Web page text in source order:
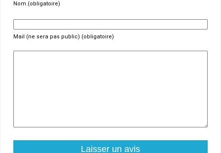
Nom (obligatoire)
Mail (ne sera pas public) (obligatoire)